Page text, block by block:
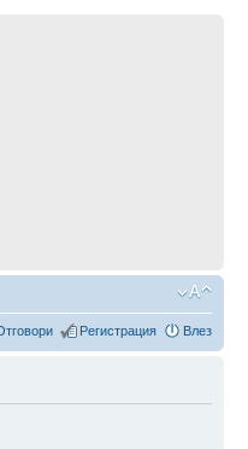
Регистрация Влез